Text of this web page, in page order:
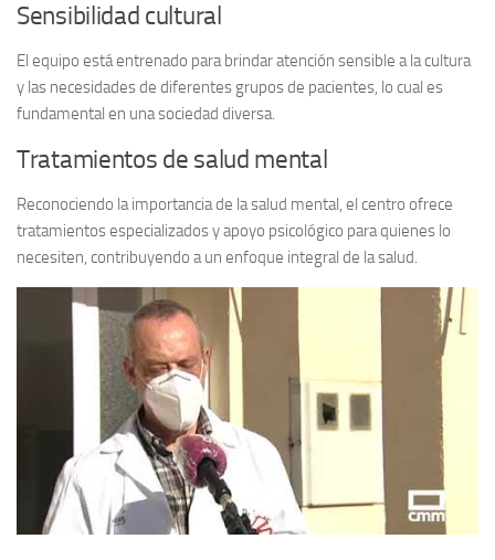
Sensibilidad cultural
El equipo está entrenado para brindar atención sensible a la cultura
y las necesidades de diferentes grupos de pacientes, lo cual es
fundamental en una sociedad diversa.
Tratamientos de salud mental
Reconociendo la importancia de la salud mental, el centro ofrece
tratamientos especializados y apoyo psicológico para quienes lo
necesiten, contribuyendo a un enfoque integral de la salud.